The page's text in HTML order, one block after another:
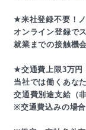
★来社登録不要！
オンライン登録で
就業までの接触機
★交通費上限3万円
当社では働くあな
交通費別途支給（
※交通費込みの場合